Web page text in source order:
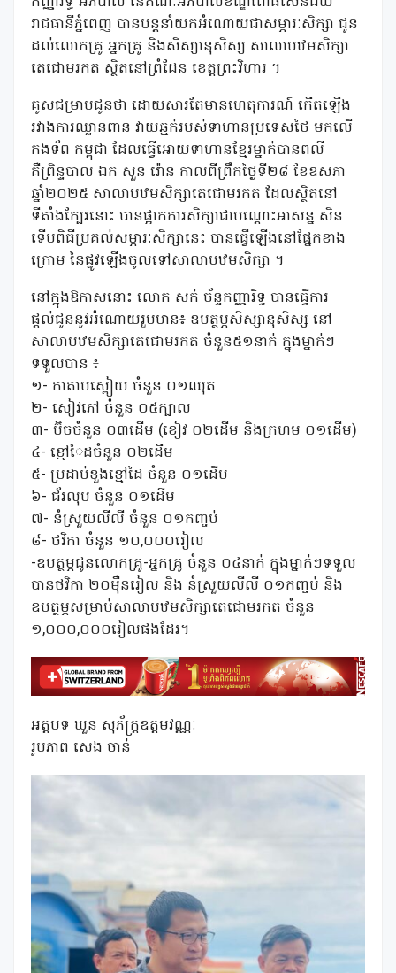
រាជធានីភ្នំពេញ បានបន្តនាំយកអំណោយជាសម្ភារៈសិក្សា ជូន
ដល់លោកគ្រូ អ្នកគ្រូ និងសិស្សានុសិស្ស សាលាបឋមសិក្សា
តេជោមរកត ស្ថិតនៅព្រំដែន ខេត្តព្រះវិហារ ។
គូសជម្រាបជូនថា ដោយសារតែមានហេតុការណ៍ កេីតឡេីង
រវាងការឈ្លានពាន វាយឆ្មក់របស់ទាហានប្រទេសថៃ មកលេី
កងទ័ព កម្ពុជា ដែលធ្វេីអោយទាហានខ្មែរម្នាក់បានពលី
គឺព្រិន្ទបាល ឯក សួន រ៉ោន កាលពីព្រឹកថ្ងៃទី២៨ ខែឧសភា
ឆ្នាំ២០២៥ សាលាបឋមសិក្សាតេជោមរកត ដែលស្ថិតនៅ
ទីតាំងក្បែរនោះ បានផ្អាកការសិក្សាជាបណ្តោះអាសន្ន សិន
ទេីបពិធីប្រគល់សម្ភារៈសិក្សានេះ បានធ្វេីឡេីងនៅផ្នែកខាង
ក្រោម នៃផ្លូវឡេីងចូលទៅសាលាបឋមសិក្សា ។
នៅក្នុងឱកាសនោះ លោក សក់ ច័ន្ទកញ្ញារិទ្ធ បានធ្វេីការ
ផ្តល់ជូននូវអំណោយរួមមាន៖ ឧបត្ថម្ភសិស្សានុសិស្ស នៅ
សាលាបឋមសិក្សាតេជោមរកត ចំនួន៥១នាក់ ក្នុងម្នាក់ៗ
ទទួលបាន ៖
១- កាតាបស្ពៀយ ចំនួន ០១ឈុត
២- សៀវភៅ ចំនួន ០៥ក្បាល
៣- ប៊ិចចំនួន ០៣ដើម (ខៀវ ០២ដើម និងក្រហម ០១ដើម)
៤- ខ្មៅៃដចំនួន ០២ដើម
៥- ប្រដាប់ខួងខ្មៅដៃ ចំនួន ០១ដើម
៦- ជ័រលុប ចំនួន ០១ដើម
៧- នំស្រួយលីលី ចំនួន ០១កញ្ចប់
៨- ថវិកា ចំនួន ១០,០០០រៀល
-ឧបត្ថម្ភជូនលោកគ្រូ-អ្នកគ្រូ ចំនួន ០៤នាក់ ក្នុងម្នាក់ៗទទួល
បានថវិកា ២០មុឺនរៀល និង នំស្រួយលីលី ០១កញ្ចប់ និង
ឧបត្ថម្ភសម្រាប់សាលាបឋមសិក្សាតេជោមរកត ចំនួន
១,០០០,០០០រៀលផងដែរ។
អត្តបទ ឃួន សុភ័ក្ត្រឧត្តមវណ្ណៈ
រូបភាព សេង ចាន់